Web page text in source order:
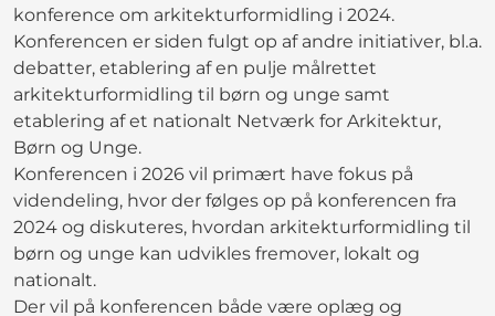
konference om arkitekturformidling i 2024.
Konferencen er siden fulgt op af andre initiativer, bl.a.
debatter, etablering af en pulje målrettet
arkitekturformidling til børn og unge samt
etablering af et nationalt Netværk for Arkitektur,
Børn og Unge.
Konferencen i 2026 vil primært have fokus på
videndeling, hvor der følges op på konferencen fra
2024 og diskuteres, hvordan arkitekturformidling til
børn og unge kan udvikles fremover, lokalt og
nationalt.
Der vil på konferencen både være oplæg og